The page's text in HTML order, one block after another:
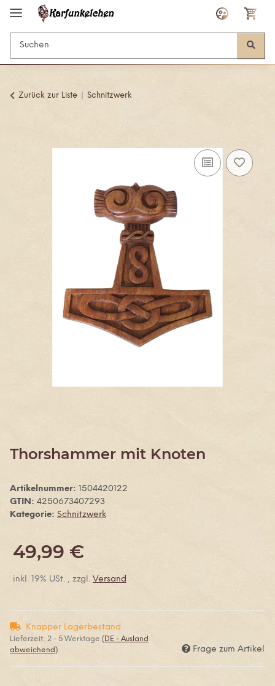
Zurück zur Liste Schnitzwerk
Thorshammer mit Knoten
Artikelnummer:
1504420122
GTIN: 4250673407293
Kategorie: Schnitzwerk
49,99 €
inkl. 19% USt. , zzgl. Versand
Knapper Lagerbestand
Lieferzeit: 2 - 5 Werktage (DE - Ausland
abweichend)
Frage zum Artikel